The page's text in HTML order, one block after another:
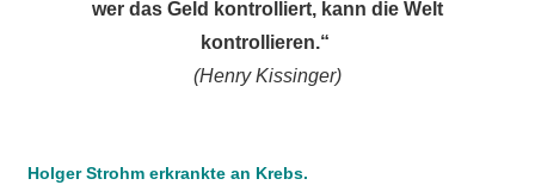
wer das Geld kontrolliert, kann die Welt
kontrollieren.“
(Henry Kissinger)
Holger Strohm erkrankte an Krebs.